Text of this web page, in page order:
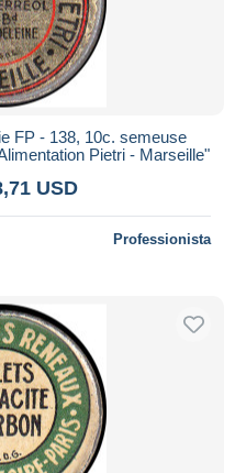
FP - 138, 10c. semeuse
Pietri - Marseille"
USD
Professionista